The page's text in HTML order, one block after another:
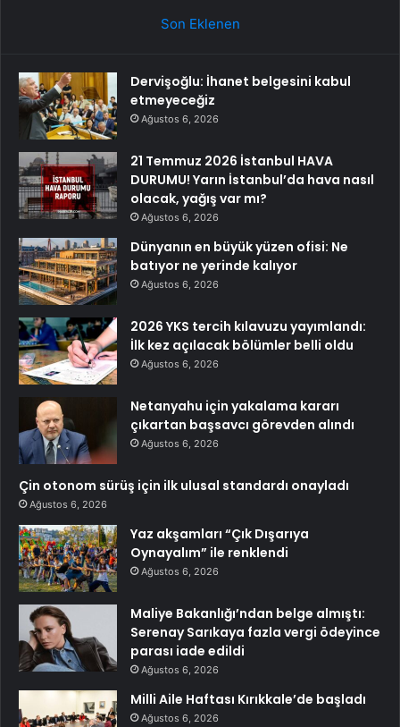
Son Eklenen
Dervişoğlu: İhanet belgesini kabul
etmeyeceğiz
Ağustos 6, 2026
21 Temmuz 2026 İstanbul HAVA
DURUMU! Yarın İstanbul’da hava nasıl
olacak, yağış var mı?
Ağustos 6, 2026
Dünyanın en büyük yüzen ofisi: Ne
batıyor ne yerinde kalıyor
Ağustos 6, 2026
2026 YKS tercih kılavuzu yayımlandı:
İlk kez açılacak bölümler belli oldu
Ağustos 6, 2026
Netanyahu için yakalama kararı
çıkartan başsavcı görevden alındı
Ağustos 6, 2026
Çin otonom sürüş için ilk ulusal standardı onayladı
Ağustos 6, 2026
Yaz akşamları “Çık Dışarıya
Oynayalım” ile renklendi
Ağustos 6, 2026
Maliye Bakanlığı’ndan belge almıştı:
Serenay Sarıkaya fazla vergi ödeyince
parası iade edildi
Ağustos 6, 2026
Milli Aile Haftası Kırıkkale’de başladı
Ağustos 6, 2026